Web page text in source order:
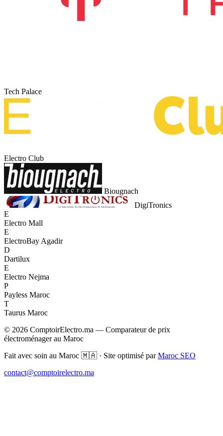
Tech Palace
Electro Club
Biougnach
DigiTronics
E
Electro Mall
E
ElectroBay Agadir
D
Dartilux
E
Electro Nejma
P
Payless Maroc
T
Taurus Maroc
© 2026 ComptoirElectro.ma — Comparateur de prix
électroménager au Maroc
Fait avec soin au Maroc 🇲🇦 · Site optimisé parMaroc SEO
contact@comptoirelectro.ma